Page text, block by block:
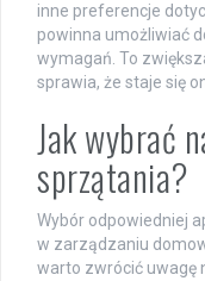
inne preferencje
powinna umożliwiać
wymagań. To
sprawia, że staje się
Jak wybrać
sprzątania?
Wybór odpowiedniej
w zarządzaniu
warto zwrócić uwagę